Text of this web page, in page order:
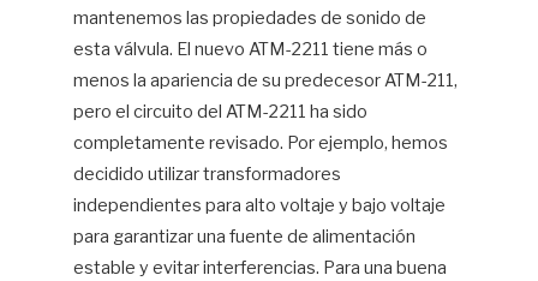
mantenemos las propiedades de sonido de
esta válvula. El nuevo ATM-2211 tiene más o
menos la apariencia de su predecesor ATM-211,
pero el circuito del ATM-2211 ha sido
completamente revisado. Por ejemplo, hemos
decidido utilizar transformadores
independientes para alto voltaje y bajo voltaje
para garantizar una fuente de alimentación
estable y evitar interferencias. Para una buena